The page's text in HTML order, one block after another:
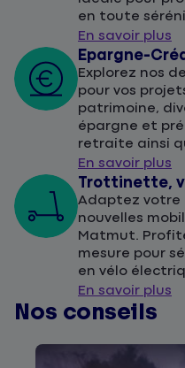
en toute
En savoir plus
Epargne-
Explorez nos
pour vos
patrimoine,
épargne et
retraite ainsi
En savoir plus
Trottinette,
Adaptez votre
nouvelles
Matmut.
mesure pour
en vélo
En savoir plus
Nos conseils